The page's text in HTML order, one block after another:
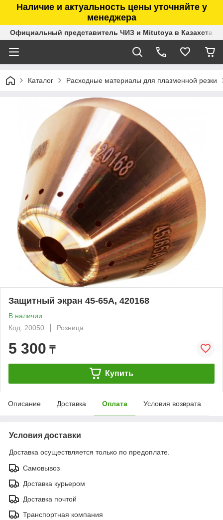
Наличие и актуальность цены уточняйте у
менеджера
Официальный представитель ЧИЗ и Mitutoya в Казахстане
Каталог Расходные материалы для плазменной резки
Защитный экран 45-65А, 420168
В наличии
Код: 20050
Розница
5 300 ₸
Купить
Описание Доставка Оплата Условия возврата
Условия доставки
Доставка осуществляется только по предоплате.
Самовывоз
Доставка курьером
Доставка почтой
Транспортная компания